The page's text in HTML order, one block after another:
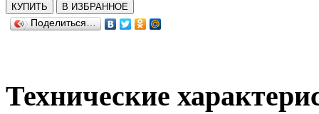
КУПИТЬ
В ИЗБРАННОЕ
Поделиться…
Технические